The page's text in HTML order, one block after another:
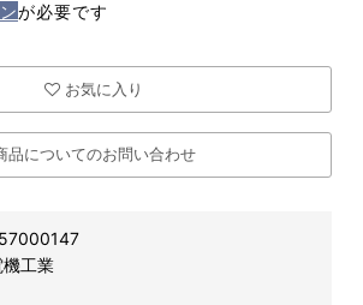
が必要です
お気に入り
品についてのお問い合わせ
機工業